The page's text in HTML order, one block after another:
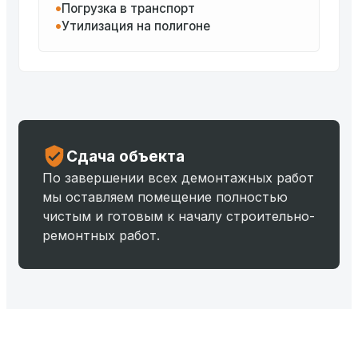
Погрузка в транспорт
Утилизация на полигоне
Сдача объекта
По завершении всех демонтажных работ
мы оставляем помещение полностью
чистым и готовым к началу строительно-
ремонтных работ.